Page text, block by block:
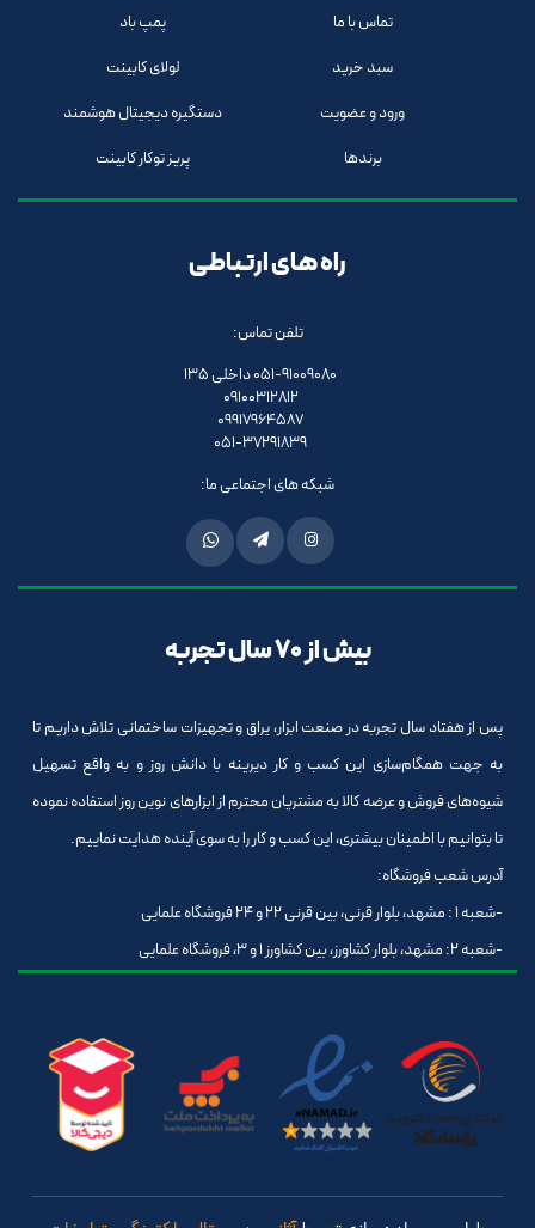
تماس با ما
سبد خرید
ورود و عضویت
برندها
پمپ باد
لولای کابینت
دستگیره دیجیتال هوشمند
پریز توکار کابینت
راه های ارتباطی
تلفن تماس:
051-91009080 داخلی 135
09100312812
09917964587
051-37291839
شبکه های اجتماعی ما:
بیش از 70 سال تجربه
پس از هفتاد سال تجربه در صنعت ابزار، یراق و تجهیزات ساختمانی تلاش داریم تا
به جهت همگام‌سازی این کسب و کار دیرینه با دانش روز و به واقع تسهیل
شیوه‌های فروش و عرضه کالا به مشتریان محترم از ابزارهای نوین روز استفاده نموده
تا بتوانیم با اطمینان بیشتری، این کسب و کار را به سوی آینده هدایت نماییم.
آدرس شعب فروشگاه:
-شعبه 1 : مشهد، بلوار قرنی، بین قرنی 22 و 24 فروشگاه علمایی
-شعبه 2: مشهد، بلوار کشاورز، بین کشاورز 1 و 3، فروشگاه علمایی